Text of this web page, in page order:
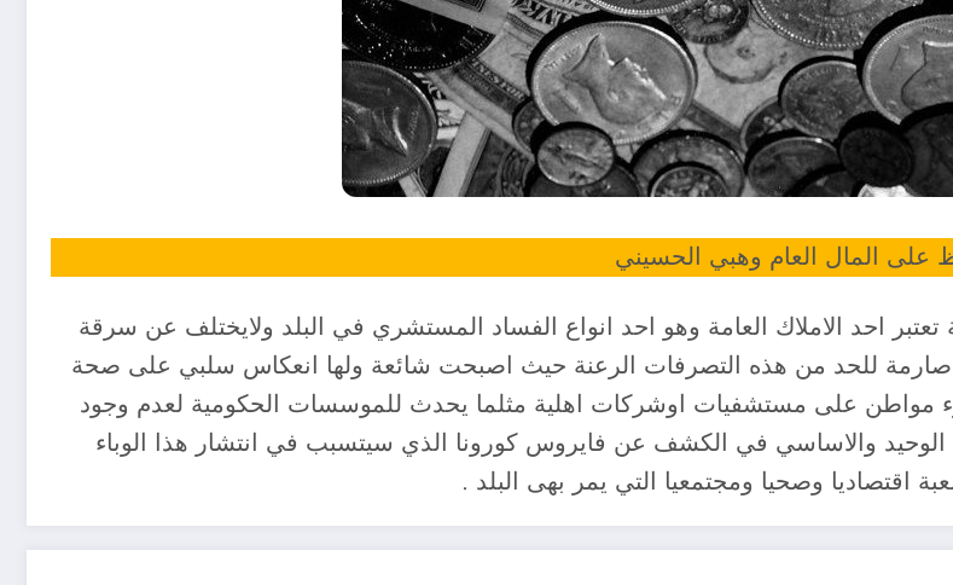
على المال العام وهبي الحسيني
تعتبر احد الاملاك العامة وهو احد انواع الفساد المستشري في البلد ولايختلف عن سرقة
صارمة للحد من هذه التصرفات الرعنة حيث اصبحت شائعة ولها انعكاس سلبي على صحة
مواطن على مستشفيات اوشركات اهلية مثلما يحدث للموسسات الحكومية لعدم وجود
والاساسي في الكشف عن فايروس كورونا الذي سيتسبب في انتشار هذا الوباء
وصحيا ومجتمعيا التي يمر بهى البلد .